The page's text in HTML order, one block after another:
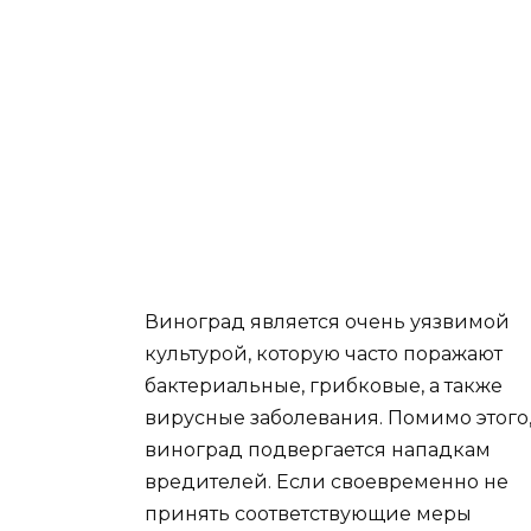
Виноград является очень уязвимой
культурой, которую часто поражают
бактериальные, грибковые, а также
вирусные заболевания. Помимо этого,
виноград подвергается нападкам
вредителей. Если своевременно не
принять соответствующие меры